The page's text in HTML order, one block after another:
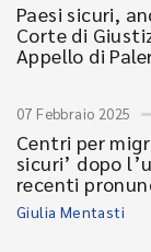
Paesi sicuri,
Corte di
Appello di
07 Febbraio 2025
Centri per
sicuri’ dopo
recenti
Giulia Mentasti